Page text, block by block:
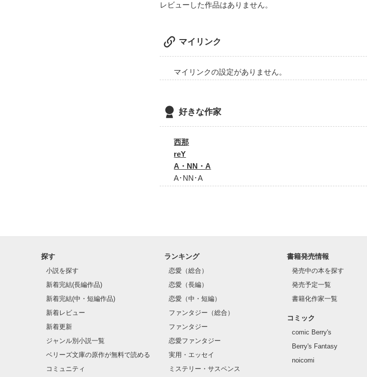
start:03/29<font color=
A･NN･A様
愛衣-mei-様
レビューした作品はありません。
マイリンク
マイリンクの設定がありません。
好きな作家
西那
reY
A・NN・A
A･NN･A
探す
小説を探す
新着完結(長編作品)
新着完結(中・短編作品)
新着レビュー
新着更新
ジャンル別小説一覧
ベリーズ文庫の原作が無料で読める
コミュニティ
ランキング
恋愛（総合）
恋愛（長編）
恋愛（中・短編）
ファンタジー（総合）
ファンタジー
恋愛ファンタジー
実用・エッセイ
ミステリー・サスペンス
書籍発売情報
発売中の本を探す
発売予定一覧
書籍化作家一覧
コミック
comic Berry's
Berry's Fantasy
noicomi